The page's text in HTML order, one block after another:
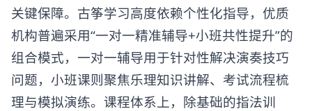
关键保障。古筝学习高度依赖个性化指导，优质
机构普遍采用“一对一精准辅导+小班共性提升”的
组合模式，一对一辅导用于针对性解决演奏技巧
问题，小班课则聚焦乐理知识讲解、考试流程梳
理与模拟演练。课程体系上，除基础的指法训